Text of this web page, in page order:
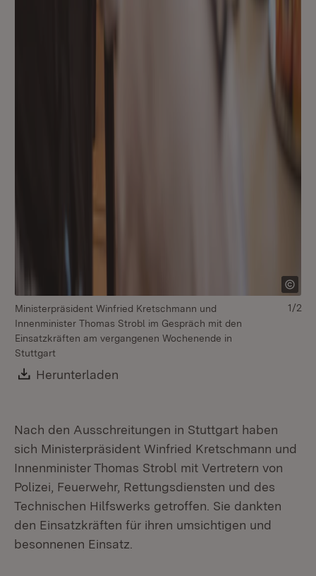
Ministerpräsident Winfried Kretschmann und
Innenminister Thomas Strobl im Gespräch mit den
Einsatzkräften am vergangenen Wochenende in
Stuttgart
Download:
Herunterladen
1/2
Nach den Ausschreitungen in Stuttgart haben
sich Ministerpräsident Winfried Kretschmann und
Innenminister Thomas Strobl mit Vertretern von
Polizei, Feuerwehr, Rettungsdiensten und des
Technischen Hilfswerks getroffen. Sie dankten
den Einsatzkräften für ihren umsichtigen und
besonnenen Einsatz.